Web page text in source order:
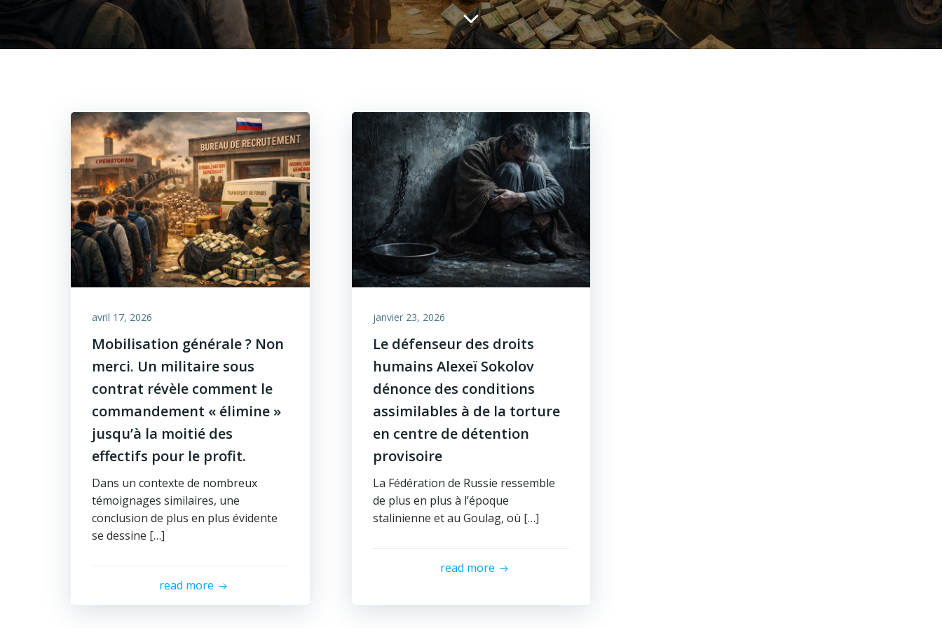
avril 17, 2026
Mobilisation générale ? Non
merci. Un militaire sous
contrat révèle comment le
commandement « élimine »
jusqu’à la moitié des
effectifs pour le profit.
Dans un contexte de nombreux
témoignages similaires, une
conclusion de plus en plus évidente
se dessine […]
read more
janvier 23, 2026
Le défenseur des droits
humains Alexeï Sokolov
dénonce des conditions
assimilables à de la torture
en centre de détention
provisoire
La Fédération de Russie ressemble
de plus en plus à l’époque
stalinienne et au Goulag, où […]
read more